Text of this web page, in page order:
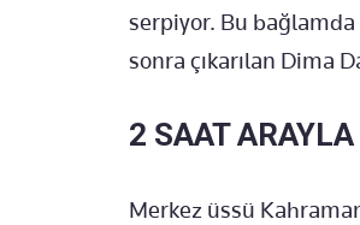
serpiyor. Bu
sonra çıkarılan Dima
2 SAAT
Merkez üssü